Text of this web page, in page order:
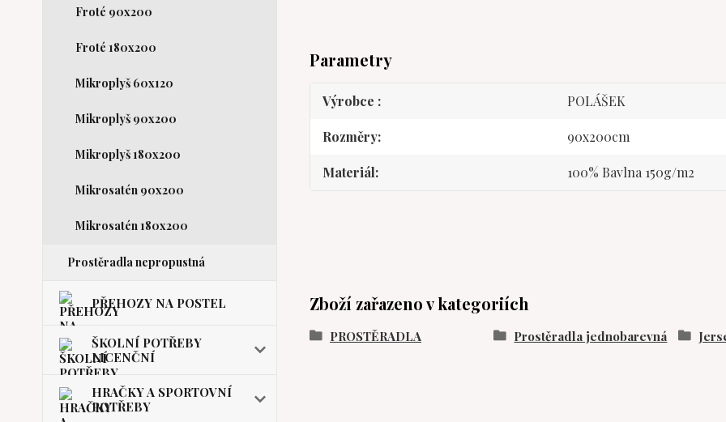
Froté 90x200
Froté 180x200
Mikroplyš 60x120
Mikroplyš 90x200
Mikroplyš 180x200
Mikrosatén 90x200
Mikrosatén 180x200
Prostěradla nepropustná
PŘEHOZY NA POSTEL
ŠKOLNÍ POTŘEBY
LICENČNÍ
HRAČKY A SPORTOVNÍ
POTŘEBY
Parametry
Výrobce POLÁŠEK
Rozměry 90x200cm
Materiál 100% Bavlna 150g/m2
Zboží zařazeno v kategoriích
PROSTĚRADLA Prostěradla jednobarevná